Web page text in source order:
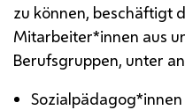
zu können, beschäftigt
Mitarbeiter*innen aus
Berufsgruppen, unter
Sozialpädagog*innen